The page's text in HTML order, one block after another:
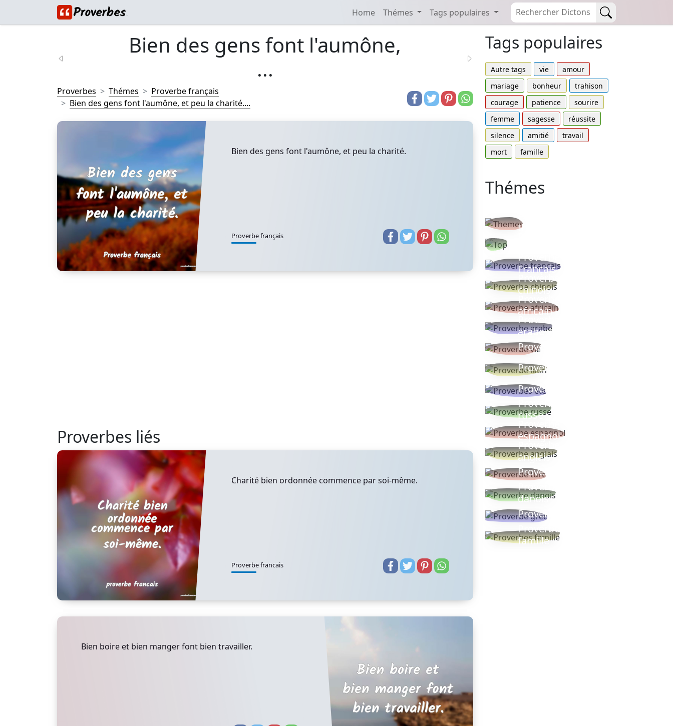
Home Thémes Tags populaires
Bien des gens font l'aumône,
...
Proverbes Thémes
Proverbe français
Bien des gens font l'aumône, et peu la charité....
Bien des gens font l'aumône, et peu la charité.
Proverbe français
Proverbes liés
Charité bien ordonnée commence par soi-même.
Proverbe francais
Bien boire et bien manger font bien travailler.
Tags populaires
Autre tags vie
amour
mariage
bonheur
trahison
courage
patience
sourire
femme
sagesse
réussite
silence
amitié
travail
mort
famille
Thémes
thèmes
Proverbe
Français
Proverbe
chinois
Proverbe
africain
Proverbe
arabe
Proverbe vie
Proverbe latin
Proverbes ete
Proverbe
russe
Proverbe
espagnol
Proverbe
anglais
Proverbe turc
Proverbe
danois
Proverbe grec
Proverbes
famille